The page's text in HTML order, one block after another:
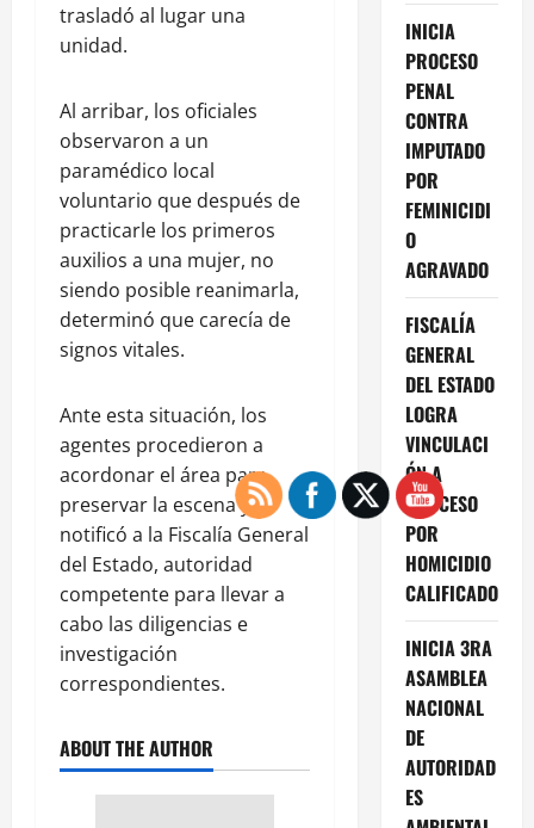
trasladó al lugar una
unidad.
Al arribar, los oficiales
observaron a un
paramédico local
voluntario que después de
practicarle los primeros
auxilios a una mujer, no
siendo posible reanimarla,
determinó que carecía de
signos vitales.
Ante esta situación, los
agentes procedieron a
acordonar el área para
preservar la escena y se
notificó a la Fiscalía General
del Estado, autoridad
competente para llevar a
cabo las diligencias e
investigación
correspondientes.
ABOUT THE AUTHOR
INICIA
PROCESO
PENAL
CONTRA
IMPUTADO
POR
FEMINICIDI
O
AGRAVADO
FISCALÍA
GENERAL
DEL ESTADO
LOGRA
VINCULACI
ÓN A
PROCESO
POR
HOMICIDIO
CALIFICADO
INICIA 3RA
ASAMBLEA
NACIONAL
DE
AUTORIDAD
ES